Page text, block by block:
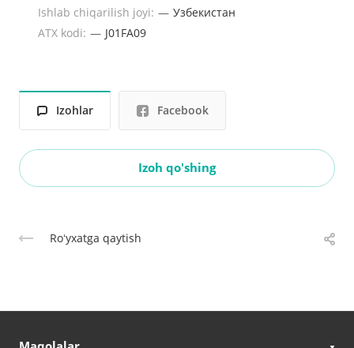
Ishlab chiqarilish joyi: — Узбекистан
ATX kodi: — J01FA09
Izohlar Facebook
Izoh qo'shing
Roʻyxatga qaytish